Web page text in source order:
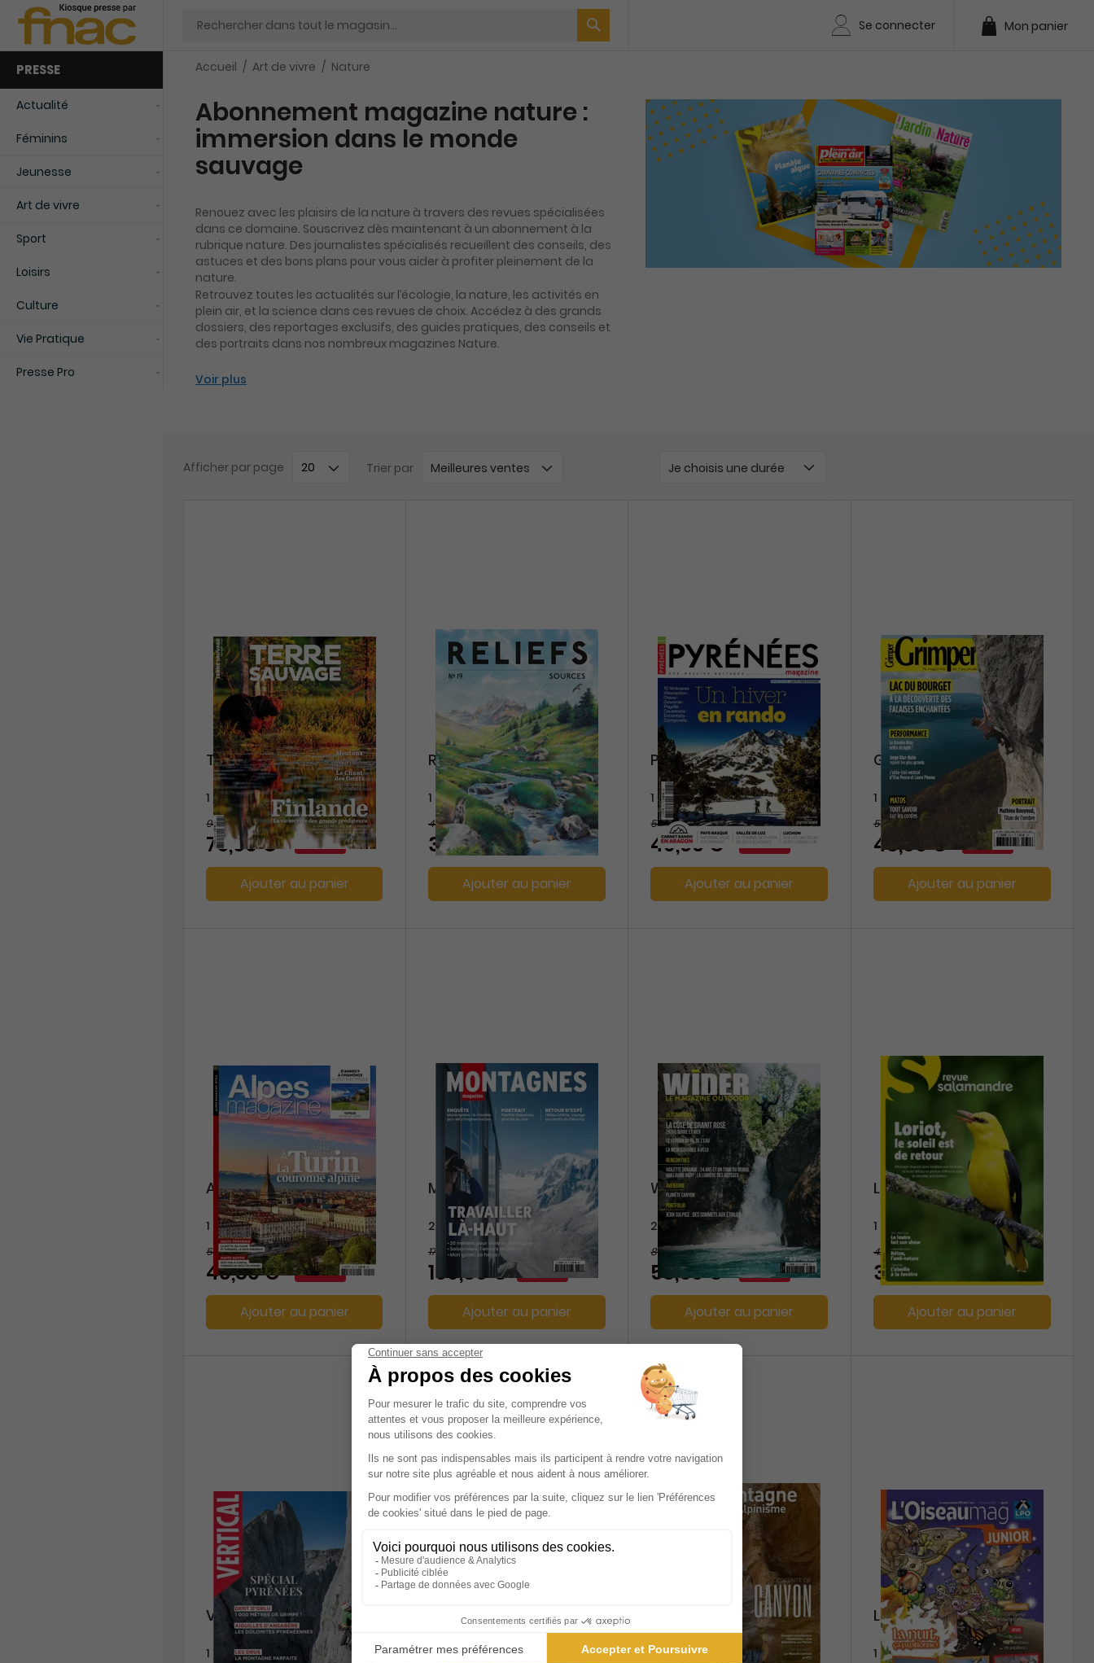
Chercher
Se connecter Mon panier
PRESSE
Actualité
Féminins
Jeunesse
Art de vivre
Sport
Loisirs
Culture
Vie Pratique
Presse Pro
Accueil Art de vivre Nature
Abonnement magazine nature :
immersion dans le monde
sauvage
Renouez avec les plaisirs de la nature à travers des revues spécialisées
dans ce domaine. Souscrivez dès maintenant à un abonnement à la
rubrique nature. Des journalistes spécialisés recueillent des conseils, des
astuces et des bons plans pour vous aider à profiter pleinement de la
nature.
Retrouvez toutes les actualités sur l’écologie, la nature, les activités en
plein air, et la science dans ces revues de choix. Accédez à des grands
dossiers, des reportages exclusifs, des guides pratiques, des conseils et
des portraits dans nos nombreux magazines Nature.
Voir plus
Je choisis une durée
Afficher par page Trier par
Terre Sauvage
1 an
94,80 €
75,00 € -21%
Ajouter au panier
Reliefs
1 an
44 €
39,60 € -10%
Ajouter au panier
Pyrénées Magazine
1 an
56,40 €
49,00 € -13%
Ajouter au panier
Grimper
1 an
55,20 €
48,60 € -12%
Ajouter au panier
Alpes Magazine
1 an
56,40 €
46,80 € -17%
Ajouter au panier
Montagnes Magazine
2 ans
173,80 €
109,80 € -37%
Ajouter au panier
Wider
2 ans
84 €
58,50 € -30%
Ajouter au panier
La Salamandre
1 an
42 €
39,00 €
Ajouter au panier
Vertical
1 an
Naturissime
1 an
La Montagne et
Alpinisme
1 an
L'Oiseau Mag Junior
1 an